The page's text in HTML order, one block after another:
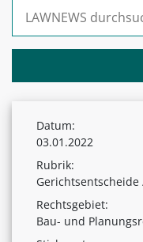
Datum:
03.01.2022
Rubrik:
Rechtsgebiet:
Bau- und